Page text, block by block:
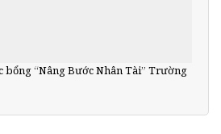
bổng “Nâng Bước Nhân Tài” Trường